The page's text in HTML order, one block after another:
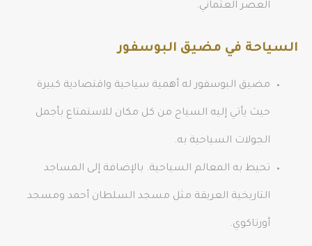
العصر العثماني.
السياحة في مضيق البوسفور
مضيق البوسفور له أهمية سياحية واقتصادية كبيرة
حيث يأتي إليه السياح من كل مكان للاستمتاع بأجمل
الجولات السياحية به.
تحيط به المعالم السياحية. بالإضافة إلى المساجد
التاريخية العريقة مثل مسجد السلطان أحمد ومسجد
أورتاكوي.